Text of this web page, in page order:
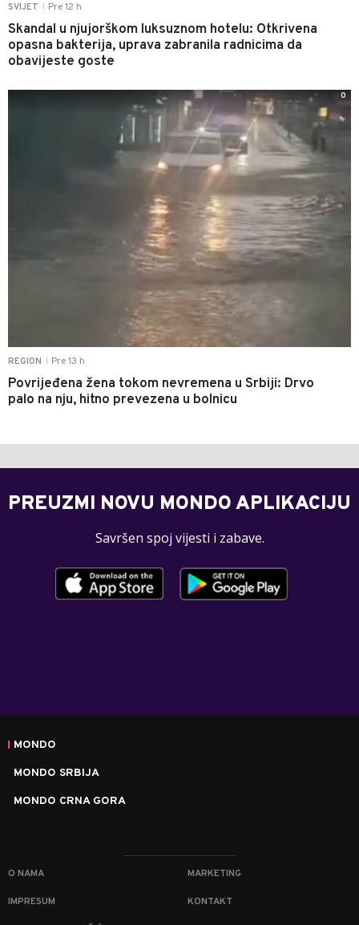
SVIJET Pre 12 h
Skandal u njujorškom luksuznom hotelu: Otkrivena
opasna bakterija, uprava zabranila radnicima da
obavijeste goste
REGION Pre 13 h
Povrijeđena žena tokom nevremena u Srbiji: Drvo
palo na nju, hitno prevezena u bolnicu
0
PREUZMI NOVU MONDO APLIKACIJU
Savršen spoj vijesti i zabave.
MONDO
MONDO SRBIJA
MONDO CRNA GORA
O NAMA MARKETING
IMPRESUM KONTAKT